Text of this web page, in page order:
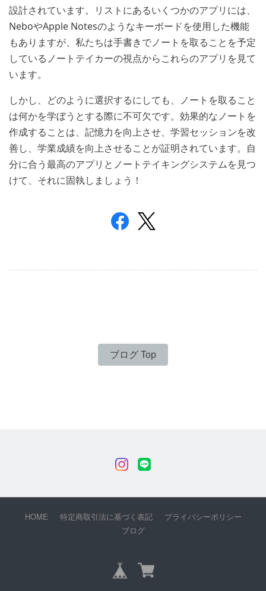
設計されています。リストにあるいくつかのアプリには、
NeboやApple Notesのようなキーボードを使用した機能
もありますが、私たちは手書きでノートを取ることを予定
しているノートテイカーの視点からこれらのアプリを見て
います。
しかし、どのように選択するにしても、ノートを取ること
は何かを学ぼうとする際に不可欠です。効果的なノートを
作成することは、記憶力を向上させ、学習セッションを改
善し、学業成績を向上させることが証明されています。自
分に合う最高のアプリとノートテイキングシステムを見つ
けて、それに固執しましょう！
ブログ Top
HOME 特定商取引法に基づく表記
プライバシーポリシー
ブログ